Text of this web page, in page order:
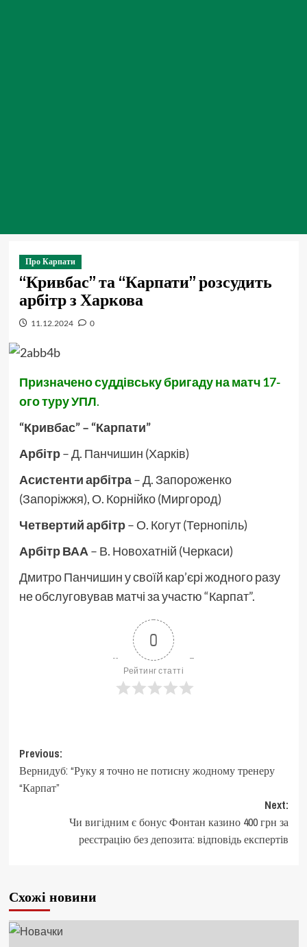
Про Карпати
“Кривбас” та “Карпати” розсудить
арбітр з Харкова
11.12.2024 0
Призначено суддівську бригаду на матч 17-
ого туру УПЛ.
“Кривбас” – “Карпати”
Арбітр– Д. Панчишин (Харків)
Асистенти арбітра– Д. Запороженко
(Запоріжжя), О. Корнійко (Миргород)
Четвертий арбітр– О. Когут (Тернопіль)
Арбітр ВАА– В. Новохатній (Черкаси)
Дмитро Панчишин у своїй кар’єрі жодного разу
не обслуговував матчі за участю “Карпат”.
0
Рейтинг статті
Post
navigation
Previous:
Вернидуб: “Руку я точно не потисну жодному тренеру
“Карпат”
Next:
Чи вигідним є бонус Фонтан казино 400 грн за
реєстрацію без депозита: відповідь експертів
Схожі новини